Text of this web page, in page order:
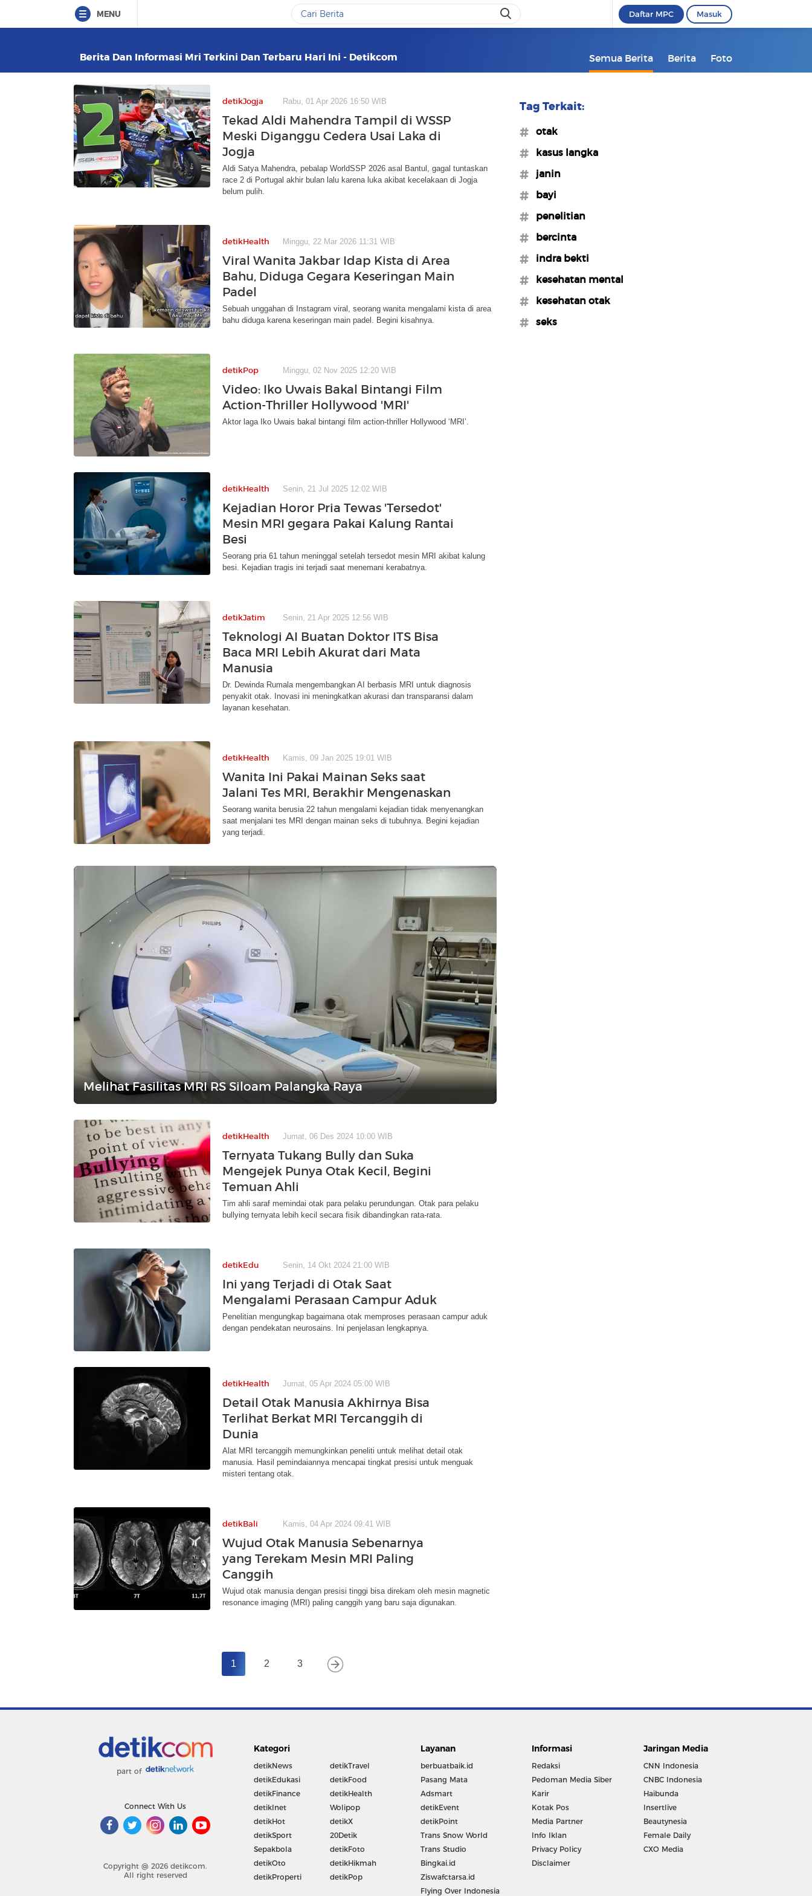
MENU Daftar MPC Masuk
Berita Dan Informasi Mri Terkini Dan Terbaru Hari Ini - Detikcom Semua Berita Berita Foto
detikJogja Rabu, 01 Apr 2026 16:50 WIB
Tekad Aldi Mahendra Tampil di WSSP
Meski Diganggu Cedera Usai Laka di
Jogja
Aldi Satya Mahendra, pebalap WorldSSP 2026 asal Bantul, gagal tuntaskan
race 2 di Portugal akhir bulan lalu karena luka akibat kecelakaan di Jogja
belum pulih.
detikHealth Minggu, 22 Mar 2026 11:31 WIB
Viral Wanita Jakbar Idap Kista di Area
Bahu, Diduga Gegara Keseringan Main
Padel
Sebuah unggahan di Instagram viral, seorang wanita mengalami kista di area
bahu diduga karena keseringan main padel. Begini kisahnya.
detikPop Minggu, 02 Nov 2025 12:20 WIB
Video: Iko Uwais Bakal Bintangi Film
Action-Thriller Hollywood 'MRI'
Aktor laga Iko Uwais bakal bintangi film action-thriller Hollywood ‘MRI’.
detikHealth Senin, 21 Jul 2025 12:02 WIB
Kejadian Horor Pria Tewas 'Tersedot'
Mesin MRI gegara Pakai Kalung Rantai
Besi
Seorang pria 61 tahun meninggal setelah tersedot mesin MRI akibat kalung
besi. Kejadian tragis ini terjadi saat menemani kerabatnya.
detikJatim Senin, 21 Apr 2025 12:56 WIB
Teknologi AI Buatan Doktor ITS Bisa
Baca MRI Lebih Akurat dari Mata
Manusia
Dr. Dewinda Rumala mengembangkan AI berbasis MRI untuk diagnosis
penyakit otak. Inovasi ini meningkatkan akurasi dan transparansi dalam
layanan kesehatan.
detikHealth Kamis, 09 Jan 2025 19:01 WIB
Wanita Ini Pakai Mainan Seks saat
Jalani Tes MRI, Berakhir Mengenaskan
Seorang wanita berusia 22 tahun mengalami kejadian tidak menyenangkan
saat menjalani tes MRI dengan mainan seks di tubuhnya. Begini kejadian
yang terjadi.
Melihat Fasilitas MRI RS Siloam Palangka Raya
detikHealth Jumat, 06 Des 2024 10:00 WIB
Ternyata Tukang Bully dan Suka
Mengejek Punya Otak Kecil, Begini
Temuan Ahli
Tim ahli saraf memindai otak para pelaku perundungan. Otak para pelaku
bullying ternyata lebih kecil secara fisik dibandingkan rata-rata.
detikEdu Senin, 14 Okt 2024 21:00 WIB
Ini yang Terjadi di Otak Saat
Mengalami Perasaan Campur Aduk
Penelitian mengungkap bagaimana otak memproses perasaan campur aduk
dengan pendekatan neurosains. Ini penjelasan lengkapnya.
detikHealth Jumat, 05 Apr 2024 05:00 WIB
Detail Otak Manusia Akhirnya Bisa
Terlihat Berkat MRI Tercanggih di
Dunia
Alat MRI tercanggih memungkinkan peneliti untuk melihat detail otak
manusia. Hasil pemindaiannya mencapai tingkat presisi untuk menguak
misteri tentang otak.
detikBali Kamis, 04 Apr 2024 09:41 WIB
Wujud Otak Manusia Sebenarnya
yang Terekam Mesin MRI Paling
Canggih
Wujud otak manusia dengan presisi tinggi bisa direkam oleh mesin magnetic
resonance imaging (MRI) paling canggih yang baru saja digunakan.
1 2 3
Tag Terkait:
#otak
#kasus langka
#janin
#bayi
#penelitian
#bercinta
#indra bekti
#kesehatan mental
#kesehatan otak
#seks
part of
Connect With Us
Copyright @ 2026 detikcom.
All right reserved
Kategori
detikNews
detikEdukasi
detikFinance
detikInet
detikHot
detikSport
Sepakbola
detikOto
detikProperti
detikTravel
detikFood
detikHealth
Wolipop
detikX
20Detik
detikFoto
detikHikmah
detikPop
Layanan
berbuatbaik.id
Pasang Mata
Adsmart
detikEvent
detikPoint
Trans Snow World
Trans Studio
Bingkai.id
Ziswafctarsa.id
Flying Over Indonesia
Informasi
Redaksi
Pedoman Media Siber
Karir
Kotak Pos
Media Partner
Info Iklan
Privacy Policy
Disclaimer
Jaringan Media
CNN Indonesia
CNBC Indonesia
Haibunda
Insertlive
Beautynesia
Female Daily
CXO Media